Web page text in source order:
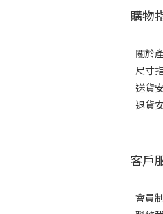
購物
關於
尺寸
送貨
退貨
客戶
會員